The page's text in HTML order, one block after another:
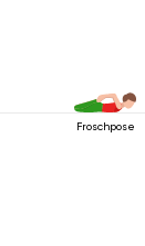
Froschpose